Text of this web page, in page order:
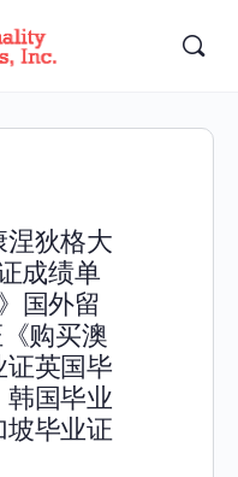
涅狄格大
成绩单
国外留
购买澳
证英国毕
韩国毕业
坡毕业证